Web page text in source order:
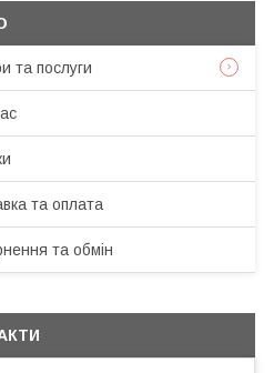
та послуги
та оплата
та обмін